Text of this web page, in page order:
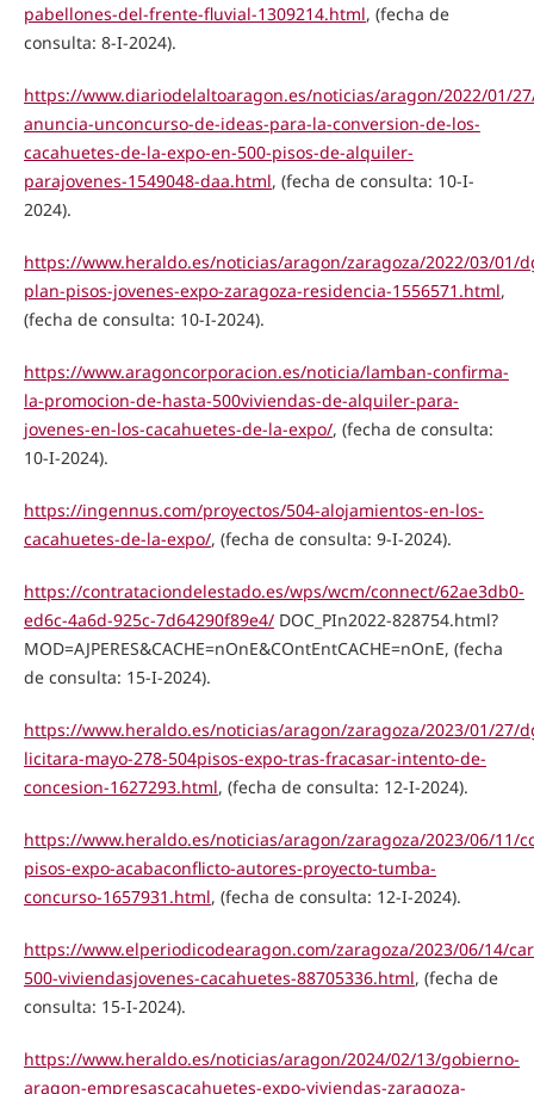
pabellones-del-frente-fluvial-1309214.html, (fecha de
consulta: 8-I-2024).
https://www.diariodelaltoaragon.es/noticias/aragon/2022/01/
anuncia-unconcurso-de-ideas-para-la-conversion-de-los-
cacahuetes-de-la-expo-en-500-pisos-de-alquiler-
parajovenes-1549048-daa.html, (fecha de consulta: 10-I-
2024).
https://www.heraldo.es/noticias/aragon/zaragoza/2022/03/01/
plan-pisos-jovenes-expo-zaragoza-residencia-1556571.html,
(fecha de consulta: 10-I-2024).
https://www.aragoncorporacion.es/noticia/lamban-confirma-
la-promocion-de-hasta-500viviendas-de-alquiler-para-
jovenes-en-los-cacahuetes-de-la-expo/, (fecha de consulta:
10-I-2024).
https://ingennus.com/proyectos/504-alojamientos-en-los-
cacahuetes-de-la-expo/, (fecha de consulta: 9-I-2024).
https://contrataciondelestado.es/wps/wcm/connect/62ae3db0-
ed6c-4a6d-925c-7d64290f89e4/DOC_PIn2022-828754.html?
MOD=AJPERES&CACHE=nOnE&COntEntCACHE=nOnE, (fecha
de consulta: 15-I-2024).
https://www.heraldo.es/noticias/aragon/zaragoza/2023/01/27/
licitara-mayo-278-504pisos-expo-tras-fracasar-intento-de-
concesion-1627293.html, (fecha de consulta: 12-I-2024).
https://www.heraldo.es/noticias/aragon/zaragoza/2023/06/11/
pisos-expo-acabaconflicto-autores-proyecto-tumba-
concurso-1657931.html, (fecha de consulta: 12-I-2024).
https://www.elperiodicodearagon.com/zaragoza/2023/06/14/
500-viviendasjovenes-cacahuetes-88705336.html, (fecha de
consulta: 15-I-2024).
https://www.heraldo.es/noticias/aragon/2024/02/13/gobierno-
aragon-empresascacahuetes-expo-viviendas-zaragoza-